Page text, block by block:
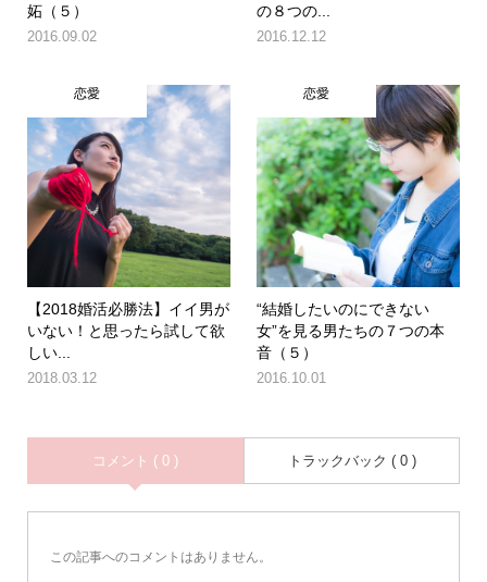
妬（５）
2016.09.02
の８つの...
2016.12.12
恋愛
【2018婚活必勝法】イイ男が
いない！と思ったら試して欲
しい...
2018.03.12
恋愛
“結婚したいのにできない
女”を見る男たちの７つの本
音（５）
2016.10.01
コメント ( 0 ) トラックバック ( 0 )
この記事へのコメントはありません。